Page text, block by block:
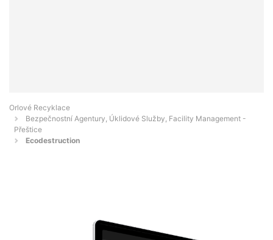
Orlové Recyklace
Bezpečnostní Agentury, Úklidové Služby, Facility Management -
Přeštice
Ecodestruction